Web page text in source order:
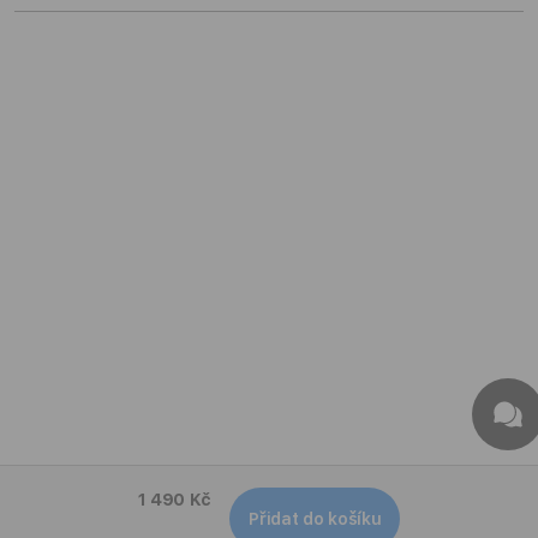
1 490 Kč
Přidat do košíku